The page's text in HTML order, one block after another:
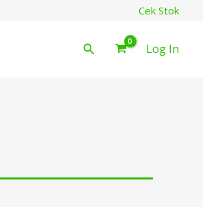
Cek Stok
Cari Log In